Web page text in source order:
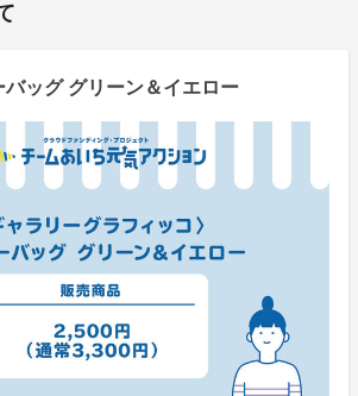
バッグ グリーン＆イエロー